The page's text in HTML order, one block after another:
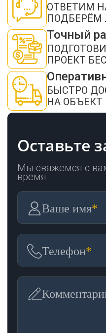
ОТВЕТИМ
ПОДБЕРЁМ
Точный
ПРОЕКТ
БЫСТРО
НА ОБЪЕКТ
Оставьте
Мы свяжемся с
время
Ваше имя*
Телефон*
Нажимая кнопку "Отправить", я
персональных данных в
персональных данных", на
конфиденциальности